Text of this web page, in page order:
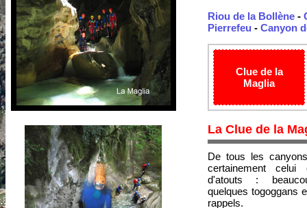
Riou de la Bollène -
Pierrefeu - Canyon
Clue de la
Maglia
La Clue de la
De tous les
certainement
d'atouts :
quelques togoggans
rappels.